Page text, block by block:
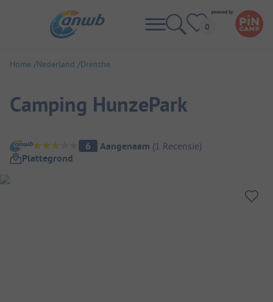
Home Nederland Drenthe
Camping HunzePark
Camping overzicht
6 Aangenaam (1 Recensie)
Plattegrond